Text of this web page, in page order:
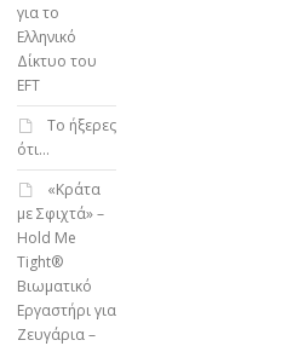
για το
Ελληνικό
Δίκτυο του
EFT
To ήξερες
ότι…
«Κράτα
με Σφιχτά» –
Hold Me
Tight®
Βιωματικό
Εργαστήρι για
Ζευγάρια –